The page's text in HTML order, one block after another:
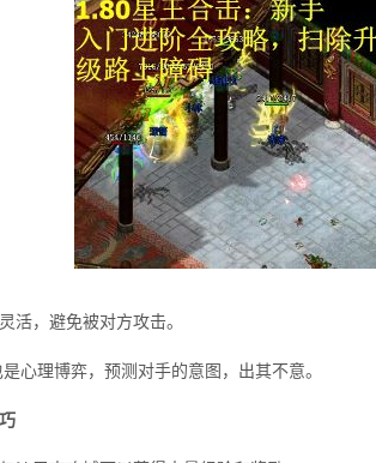
活，避免被对方攻击。
心理博弈，预测对手的意图，出其不意。